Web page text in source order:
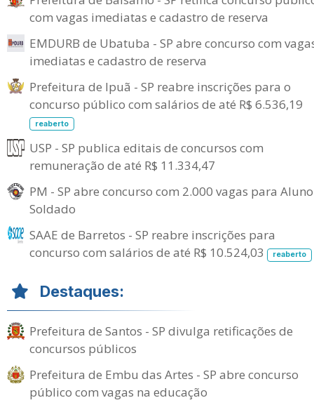
com vagas imediatas e cadastro de reserva
EMDURB de Ubatuba - SP abre concurso com
imediatas e cadastro de reserva
Prefeitura de Ipuã - SP reabre inscrições para o
concurso público com salários de até R$ 6.536,19
reaberto
USP - SP publica editais de concursos com
remuneração de até R$ 11.334,47
PM - SP abre concurso com 2.000 vagas para
Soldado
SAAE de Barretos - SP reabre inscrições para
concurso com salários de até R$ 10.524,03
reaberto
Destaques:
Prefeitura de Santos - SP divulga retificações de
concursos públicos
Prefeitura de Embu das Artes - SP abre concurso
público com vagas na educação